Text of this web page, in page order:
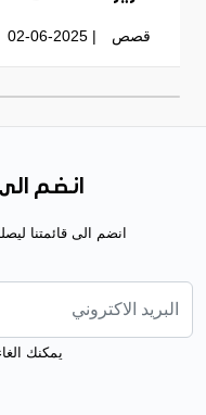
قصص | 02-06-2025
انضم
انضم الى قائمتنا
يمكنك